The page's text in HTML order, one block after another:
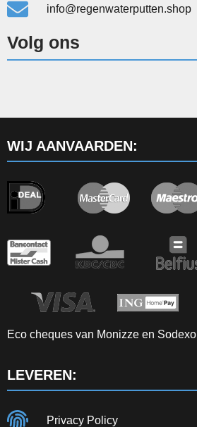
info@regenwaterputten.shop
Volg ons
WIJ AANVAARDEN:
Eco cheques van Monizze en Sodexo
LEVEREN:
Privacy Policy